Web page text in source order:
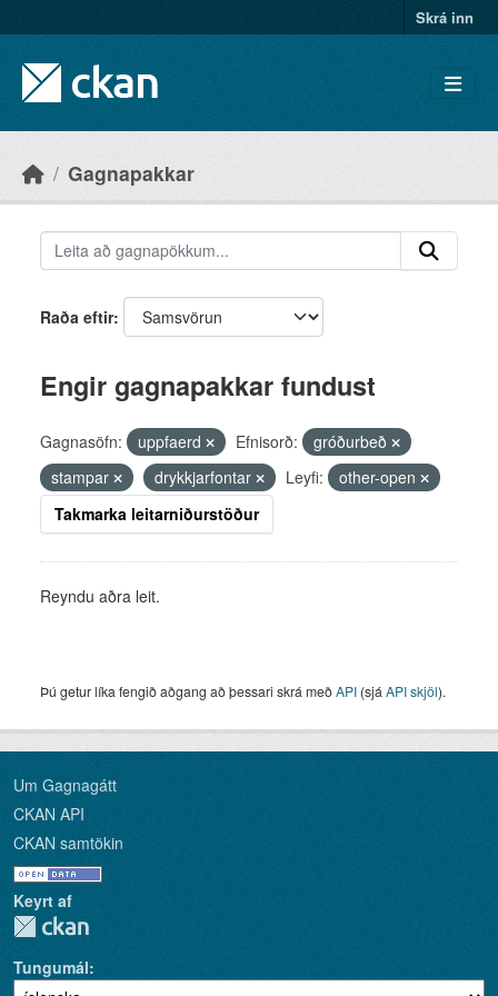
Skrá inn
Gagnapakkar
Raða eftir
Engir gagnapakkar fundust
Gagnasöfn: uppfaerd Efnisorð:
gróðurbeð
stampar
drykkjarfontar Leyfi:
other-open
Takmarka leitarniðurstöður
Reyndu aðra leit.
Þú getur líka fengið aðgang að þessari skrá meðAPI (sjá API skjöl).
Um Gagnagátt
CKAN API
CKAN samtökin
Keyrt af
Tungumál